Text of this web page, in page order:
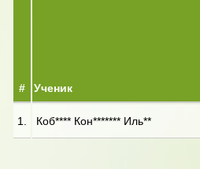
# Ученик
1. Коб**** Кон******* Иль**